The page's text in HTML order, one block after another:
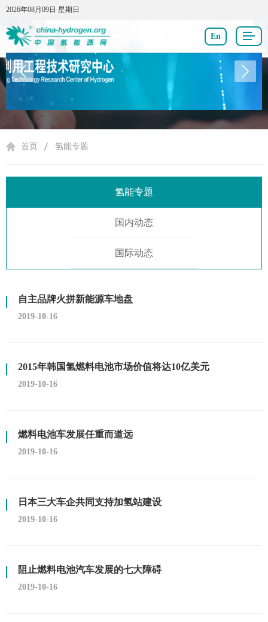
2026年08月09日 星期日
2026年08月09日 星期日
En
首页 氢能专题
氢能专题
国内动态
国际动态
自主品牌火拼新能源车地盘
2019-10-16
2015年韩国氢燃料电池市场价值将达10亿美元
2019-10-16
燃料电池车发展任重而道远
2019-10-16
日本三大车企共同支持加氢站建设
2019-10-16
阻止燃料电池汽车发展的七大障碍
2019-10-16